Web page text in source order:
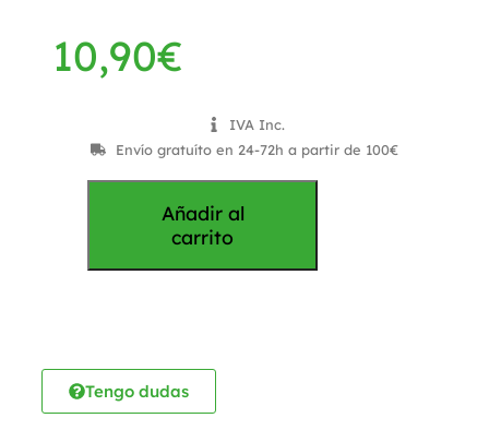
10,90€
IVA Inc.
Envío gratuíto en 24-72h a partir de 100€
Añadir al
carrito
Tengo dudas